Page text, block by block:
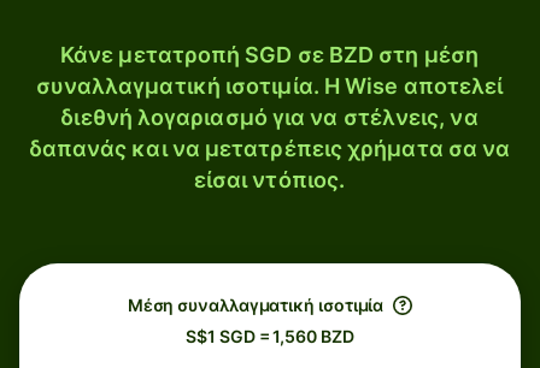
Κάνε μετατροπή SGD σε BZD στη μέση
συναλλαγματική ισοτιμία. Η Wise αποτελεί
διεθνή λογαριασμό για να στέλνεις, να
δαπανάς και να μετατρέπεις χρήματα σα να
είσαι ντόπιος.
Μέση συναλλαγματική ισοτιμία
S$1 SGD = 1,560 BZD